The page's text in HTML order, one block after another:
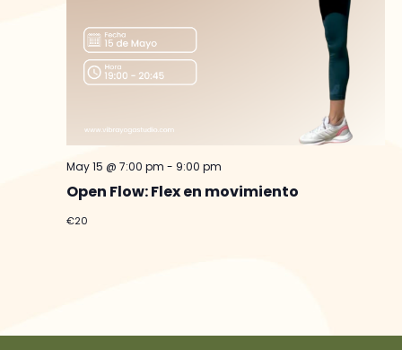
May 15 @ 7:00 pm - 9:00 pm
Open Flow: Flex en movimiento
€20